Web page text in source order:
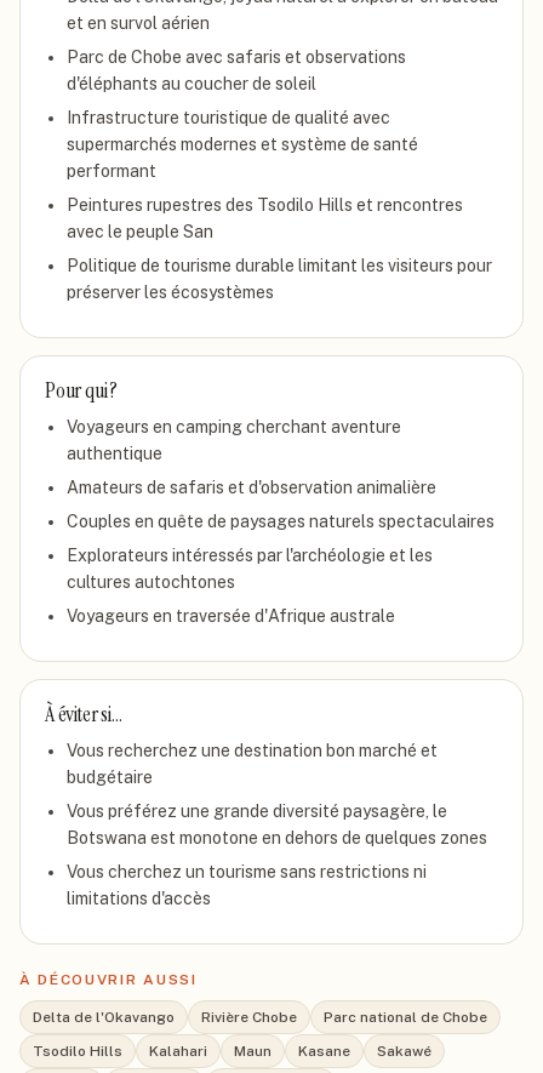
et en survol aérien
Parc de Chobe avec safaris et observations
d'éléphants au coucher de soleil
Infrastructure touristique de qualité avec
supermarchés modernes et système de santé
performant
Peintures rupestres des Tsodilo Hills et rencontres
avec le peuple San
Politique de tourisme durable limitant les visiteurs pour
préserver les écosystèmes
Pour qui ?
Voyageurs en camping cherchant aventure
authentique
Amateurs de safaris et d'observation animalière
Couples en quête de paysages naturels spectaculaires
Explorateurs intéressés par l'archéologie et les
cultures autochtones
Voyageurs en traversée d'Afrique australe
À éviter si…
Vous recherchez une destination bon marché et
budgétaire
Vous préférez une grande diversité paysagère, le
Botswana est monotone en dehors de quelques zones
Vous cherchez un tourisme sans restrictions ni
limitations d'accès
À DÉCOUVRIR AUSSI
Delta de l'Okavango Rivière Chobe
Parc national de Chobe
Tsodilo Hills
Kalahari Maun Kasane
Sakawé